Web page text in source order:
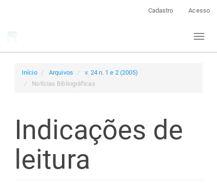
Cadastro Acesso
Toggle
Início Arquivos
v. 24 n. 1 e 2 (2005)
Notícias Bibliográficas
Indicações de
leitura